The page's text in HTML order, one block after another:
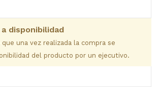
disponibilidad
una vez realizada la compra se
del producto por un ejecutivo.